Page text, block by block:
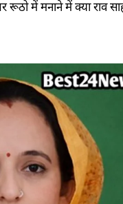
रूठो में मनाने में क्या राव